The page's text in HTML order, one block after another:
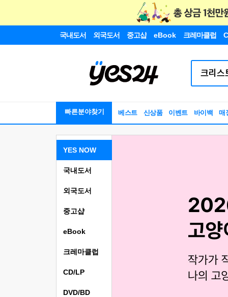
국내도서 외국도서 중고샵 eBook 크레마클럽
빠른분야찾기 베스트 신상품 이벤트 바이백 매
YES NOW
국내도서
외국도서
중고샵
eBook
크레마클럽
CD/LP
DVD/BD